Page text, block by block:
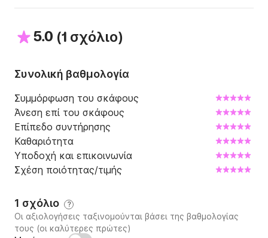
5.0 (1 σχόλιο)
Συνολική βαθμολογία
Συμμόρφωση του σκάφους
Άνεση επί του σκάφους
Επίπεδο συντήρησης
Καθαριότητα
Υποδοχή και επικοινωνία
Σχέση ποιότητας/τιμής
1 σχόλιο ?
Οι αξιολογήσεις ταξινομούνται βάσει της βαθμολογίας
τους (οι καλύτερες πρώτες)